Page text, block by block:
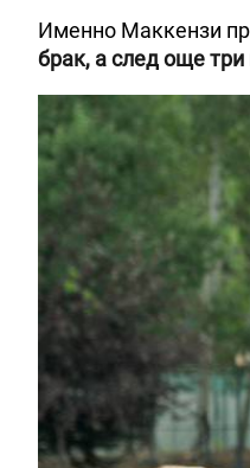
Именно Маккензи
брак, а след още